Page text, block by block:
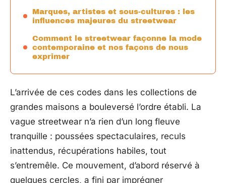
Marques, artistes et sous-cultures : les
influences majeures du streetwear
Comment le streetwear façonne la mode
contemporaine et nos façons de nous
exprimer
L’arrivée de ces codes dans les collections de
grandes maisons a bouleversé l’ordre établi. La
vague streetwear n’a rien d’un long fleuve
tranquille : poussées spectaculaires, reculs
inattendus, récupérations habiles, tout
s’entremêle. Ce mouvement, d’abord réservé à
quelques cercles, a fini par imprégner